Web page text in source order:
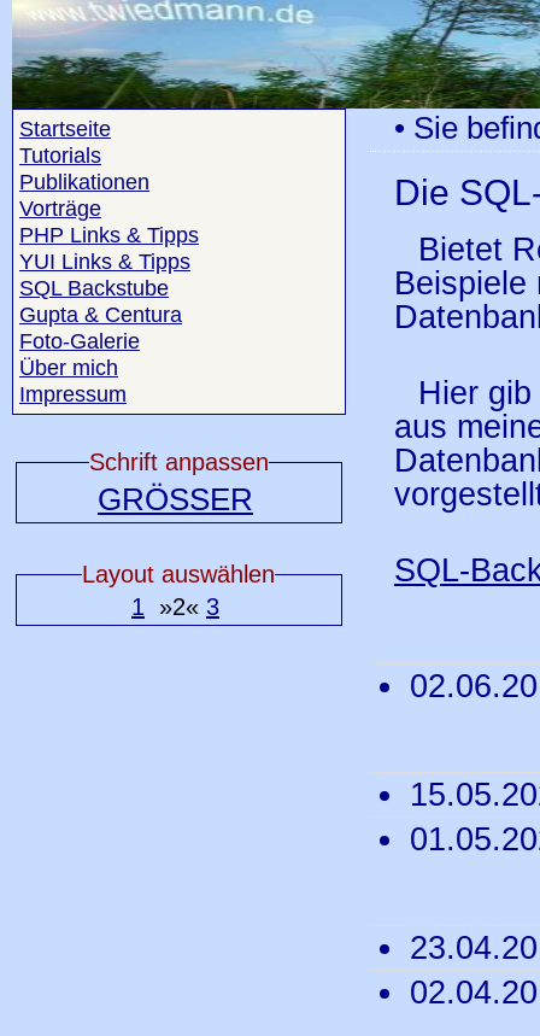
Startseite
Tutorials
Publikationen
Vorträge
PHP Links & Tipps
YUI Links & Tipps
SQL Backstube
Gupta & Centura
Foto-Galerie
Über mich
Impressum
Schrift anpassen
GRÖSSER
Layout auswählen
1
»2« 3
• Sie
Die
Bietet
Beispiele
Hier
aus
SQL-